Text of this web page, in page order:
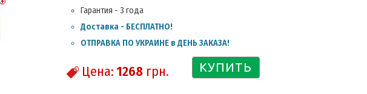
Гарантия - 3 года
Доставка - БЕСПЛАТНО!
ОТПРАВКА ПО УКРАИНЕ в ДЕНЬ ЗАКАЗА!
Цена: 1268грн. КУПИТЬ